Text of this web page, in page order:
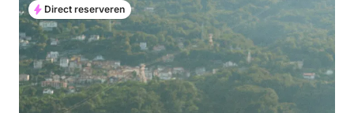
Direct reserveren